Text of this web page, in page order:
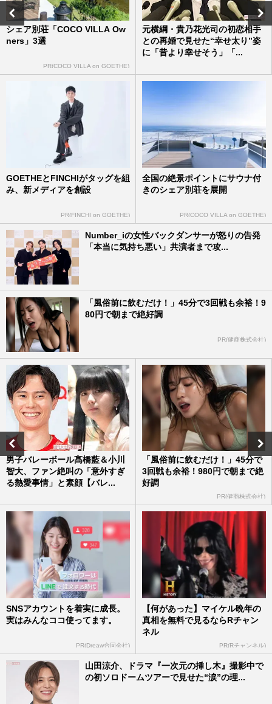
シェア別荘「COCO VILLA Ow
ners」3選
PR(COCO VILLA on GOETHE)
元横綱・貴乃花光司の初恋相手
との再婚で見せた“幸せ太り”姿
に「昔より幸せそう」「...
GOETHEとFINCHIがタッグを組
み、新メディアを創設
PR(FINCHI on GOETHE)
全国の絶景ポイントにサウナ付
きのシェア別荘を展開
PR(COCO VILLA on GOETHE)
Number_iの女性バックダンサーが怒りの告発
「本当に気持ち悪い」共演者まで攻...
「風俗前に飲むだけ！」45分で3回戦も余裕！9
80円で朝まで絶好調
PR(健商株式会社)
男子バレーボール髙橋藍＆小川
智大、ファン絶叫の「意外すぎ
る熱愛事情」と素顔【バレ...
「風俗前に飲むだけ！」45分で
3回戦も余裕！980円で朝まで絶
好調
PR(健商株式会社)
SNSアカウントを着実に成長。
実はみんなココ使ってます。
PR(Dreaw合同会社)
【何があった】マイケル晩年の
真相を無料で見るならRチャン
ネル
PR(Rチャンネル)
山田涼介、ドラマ『一次元の挿し木』撮影中で
の初ソロドームツアーで見せた“涙”の理...